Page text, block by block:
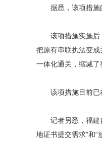
据悉，该项措施的
该项措施实施后，
把原有串联执法变
一体化通关，缩减
该项措施目前已在
记者另悉，福建自
地证书提交需求”和